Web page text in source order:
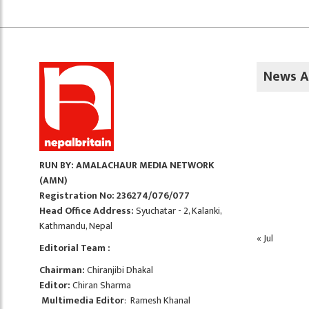
RUN BY: AMALACHAUR MEDIA NETWORK
(AMN)
Registration No: 236274/076/077
Head Office Address:Syuchatar - 2, Kalanki,
Kathmandu, Nepal
Editorial Team :
Chairman:Chiranjibi Dhakal
Editor:Chiran Sharma
Multimedia Editor: Ramesh Khanal
News
« Jul